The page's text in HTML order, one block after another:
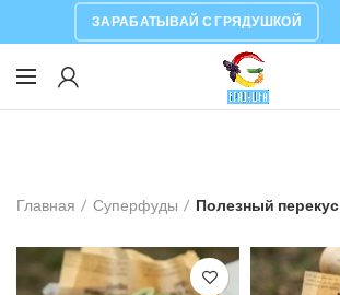
ЗАРАБАТЫВАЙ С ГРЯДУШКОЙ
Главная Суперфуды Полезный перекус